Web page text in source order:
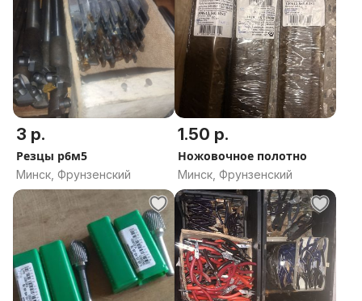
3 р.
Резцы р6м5
Минск, Фрунзенский
1.50 р.
Ножовочное полотно
Минск, Фрунзенский